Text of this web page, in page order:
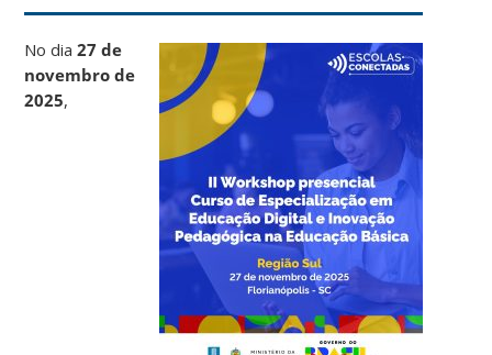
No dia27 de
novembro de
2025,